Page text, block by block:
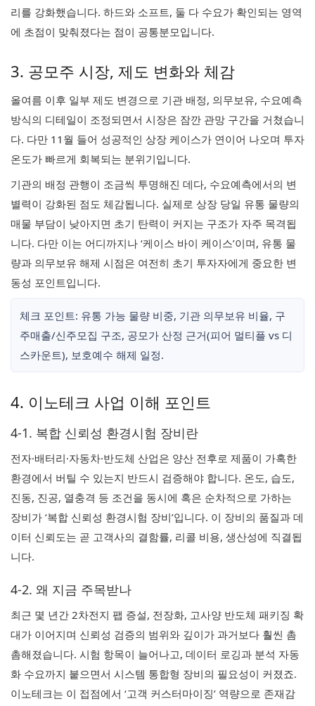
리를 강화했습니다. 하드와 소프트, 둘 다 수요가 확인되는 영역
에 초점이 맞춰졌다는 점이 공통분모입니다.
3. 공모주 시장, 제도 변화와 체감
올여름 이후 일부 제도 변경으로 기관 배정, 의무보유, 수요예측
방식의 디테일이 조정되면서 시장은 잠깐 관망 구간을 거쳤습니
다. 다만 11월 들어 성공적인 상장 케이스가 연이어 나오며 투자
온도가 빠르게 회복되는 분위기입니다.
기관의 배정 관행이 조금씩 투명해진 데다, 수요예측에서의 변
별력이 강화된 점도 체감됩니다. 실제로 상장 당일 유통 물량의
매물 부담이 낮아지면 초기 탄력이 커지는 구조가 자주 목격됩
니다. 다만 이는 어디까지나 ‘케이스 바이 케이스’이며, 유통 물
량과 의무보유 해제 시점은 여전히 초기 투자자에게 중요한 변
동성 포인트입니다.
체크 포인트: 유통 가능 물량 비중, 기관 의무보유 비율, 구
주매출/신주모집 구조, 공모가 산정 근거(피어 멀티플 vs 디
스카운트), 보호예수 해제 일정.
4. 이노테크 사업 이해 포인트
4-1. 복합 신뢰성 환경시험 장비란
전자·배터리·자동차·반도체 산업은 양산 전후로 제품이 가혹한
환경에서 버틸 수 있는지 반드시 검증해야 합니다. 온도, 습도,
진동, 진공, 열충격 등 조건을 동시에 혹은 순차적으로 가하는
장비가 ‘복합 신뢰성 환경시험 장비’입니다. 이 장비의 품질과 데
이터 신뢰도는 곧 고객사의 결함률, 리콜 비용, 생산성에 직결됩
니다.
4-2. 왜 지금 주목받나
최근 몇 년간 2차전지 팹 증설, 전장화, 고사양 반도체 패키징 확
대가 이어지며 신뢰성 검증의 범위와 깊이가 과거보다 훨씬 촘
촘해졌습니다. 시험 항목이 늘어나고, 데이터 로깅과 분석 자동
화 수요까지 붙으면서 시스템 통합형 장비의 필요성이 커졌죠.
이노테크는 이 접점에서 ‘고객 커스터마이징’ 역량으로 존재감